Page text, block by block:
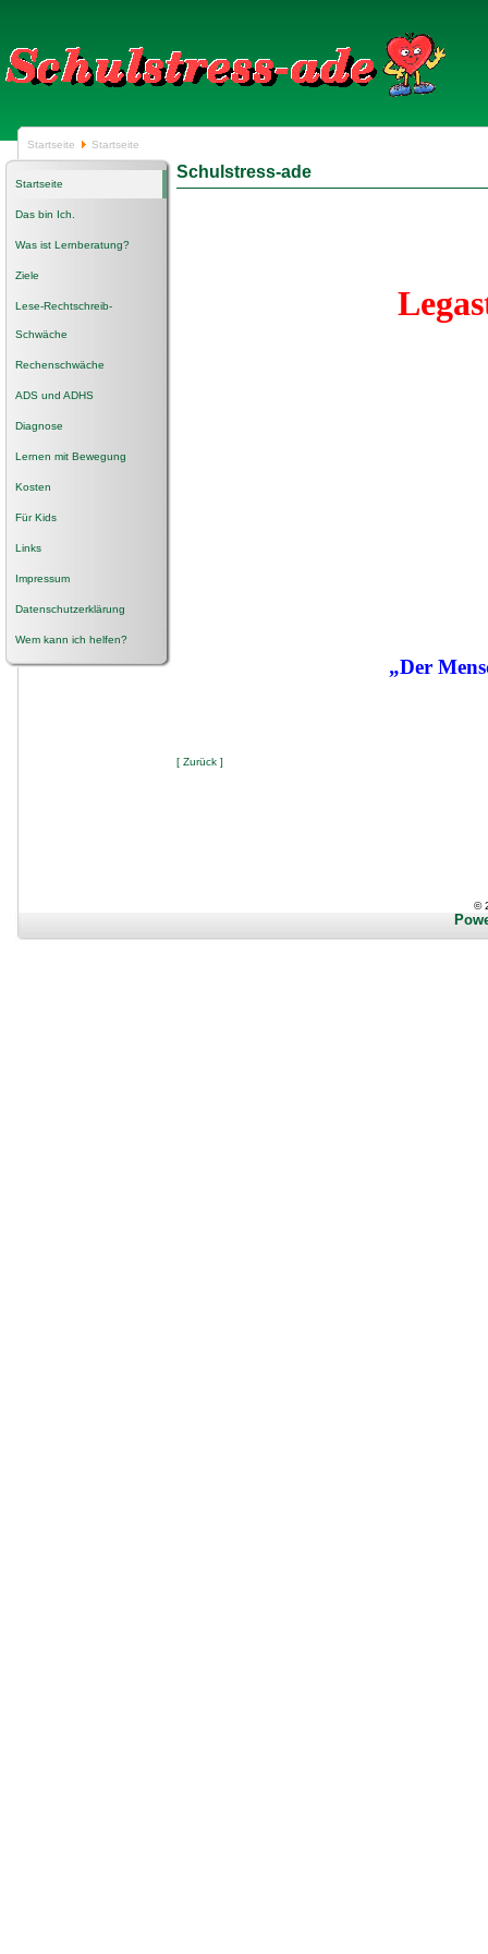
Startseite Startseite
Startseite
Das bin Ich.
Was ist Lernberatung?
Ziele
Lese-Rechtschreib-
Schwäche
Rechenschwäche
ADS und ADHS
Diagnose
Lernen mit Bewegung
Kosten
Für Kids
Links
Impressum
Datenschutzerklärung
Wem kann ich helfen?
Schulstress-ade
„Der
[ Zurück ]
©